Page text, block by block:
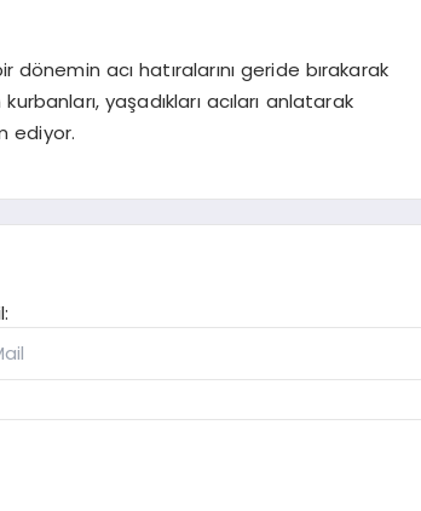
acı hatıralarını geride bırakarak
yaşadıkları acıları anlatarak
ediyor.